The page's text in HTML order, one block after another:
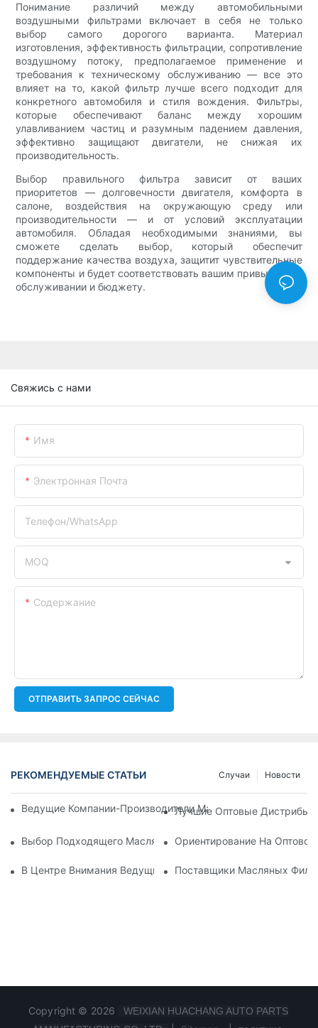
Понимание различий между автомобильными
воздушными фильтрами включает в себя не только
выбор самого дорогого варианта. Материал
изготовления, эффективность фильтрации, сопротивление
воздушному потоку, предполагаемое применение и
требования к техническому обслуживанию — все это
влияет на то, какой фильтр лучше всего подходит для
конкретного автомобиля и стиля вождения. Фильтры,
которые обеспечивают баланс между хорошим
улавливанием частиц и разумным падением давления,
эффективно защищают двигатели, не снижая их
производительность.
Выбор правильного фильтра зависит от ваших
приоритетов — долговечности двигателя, комфорта в
салоне, воздействия на окружающую среду или
производительности — и от условий эксплуатации
автомобиля. Обладая необходимыми знаниями, вы
сможете сделать выбор, который обеспечит
поддержание качества воздуха, защитит чувствительные
компоненты и будет соответствовать вашим привычкам в
обслуживании и бюджету.
Свяжись с нами
Имя
Электронная Почта
Телефон/WhatsApp
MOQ
Содержание
ОТПРАВИТЬ ЗАПРОС СЕЙЧАС
РЕКОМЕНДУЕМЫЕ СТАТЬИ Новости
Случаи
Ведущие Компании-Производители Масляных Фильтров:
Лучшие Оптовые
Выбор Подходящего Масляного Фильтра Для Вашей
Ориентирование На
В Центре Внимания Ведущие Производители Масляных
Поставщики Масляных
Copyright © 2026
WEIXIAN HUACHANG AUTO PARTS